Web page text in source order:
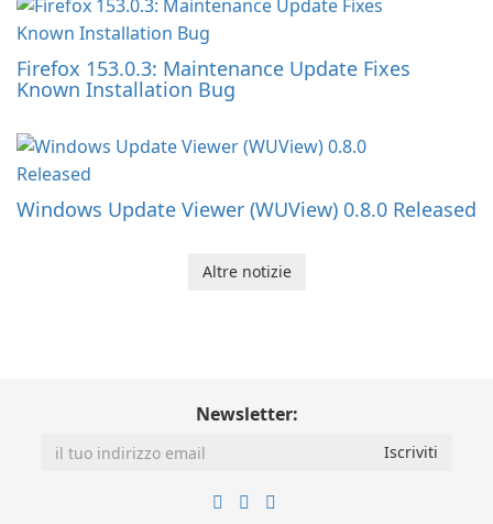
Firefox 153.0.3: Maintenance Update Fixes
Known Installation Bug
Windows Update Viewer (WUView) 0.8.0 Released
Altre notizie
Newsletter: